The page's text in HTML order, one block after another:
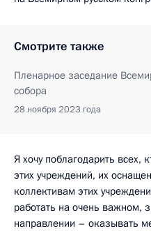
Смотрите также
Пленарное заседание
собора
28 ноября 2023 года
Я хочу поблагодарить всех,
этих учреждений, их
коллективам этих
работать на очень важном,
направлении – оказывать